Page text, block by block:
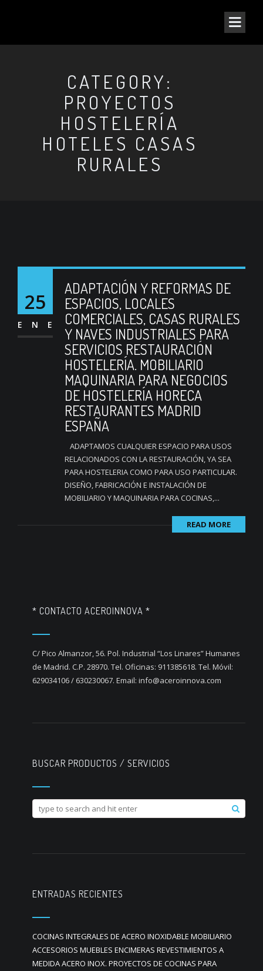
CATEGORY:
PROYECTOS
HOSTELERÍA
HOTELES CASAS
RURALES
25
ENE
ADAPTACIÓN Y REFORMAS DE
ESPACIOS, LOCALES
COMERCIALES, CASAS RURALES
Y NAVES INDUSTRIALES PARA
SERVICIOS RESTAURACIÓN
HOSTELERÍA. MOBILIARIO
MAQUINARIA PARA NEGOCIOS
DE HOSTELERÍA HORECA
RESTAURANTES MADRID
ESPAÑA
ADAPTAMOS CUALQUIER ESPACIO PARA USOS
RELACIONADOS CON LA RESTAURACIÓN, YA SEA
PARA HOSTELERIA COMO PARA USO PARTICULAR.
DISEÑO, FABRICACIÓN E INSTALACIÓN DE
MOBILIARIO Y MAQUINARIA PARA COCINAS,...
READ MORE
* CONTACTO ACEROINNOVA *
C/ Pico Almanzor, 56. Pol. Industrial “Los Linares” Humanes
de Madrid. C.P. 28970. Tel. Oficinas: 911385618. Tel. Móvil:
629034106 / 630230067. Email: info@aceroinnova.com
BUSCAR PRODUCTOS / SERVICIOS
ENTRADAS RECIENTES
COCINAS INTEGRALES DE ACERO INOXIDABLE MOBILIARIO
ACCESORIOS MUEBLES ENCIMERAS REVESTIMIENTOS A
MEDIDA ACERO INOX. PROYECTOS DE COCINAS PARA